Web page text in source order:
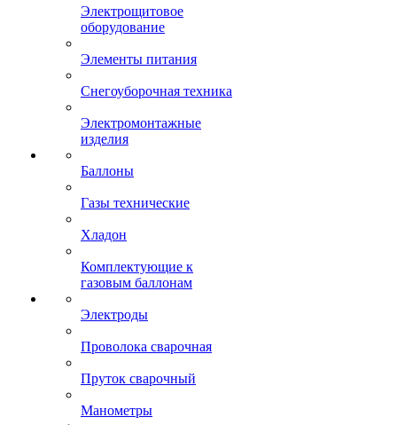
Электрощитовое
оборудование
Элементы питания
Снегоуборочная техника
Электромонтажные
изделия
Баллоны
Газы технические
Хладон
Комплектующие к
газовым баллонам
Электроды
Проволока сварочная
Пруток сварочный
Манометры